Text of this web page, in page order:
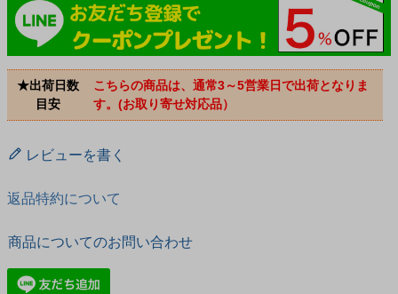
★出荷日数
目安
こちらの商品は、通常3～5営業日で出荷となりま
す。(お取り寄せ対応品）
レビューを書く
返品特約について
商品についてのお問い合わせ